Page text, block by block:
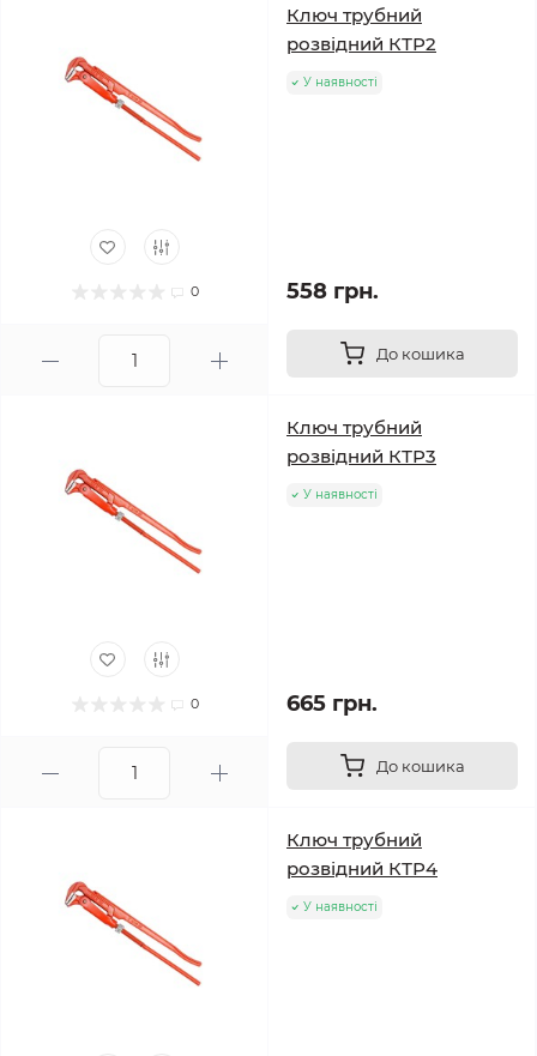
0
Ключ трубний
розвідний КТР2
У наявності
558 грн.
До кошика
0
Ключ трубний
розвідний КТР3
У наявності
665 грн.
До кошика
Ключ трубний
розвідний КТР4
У наявності